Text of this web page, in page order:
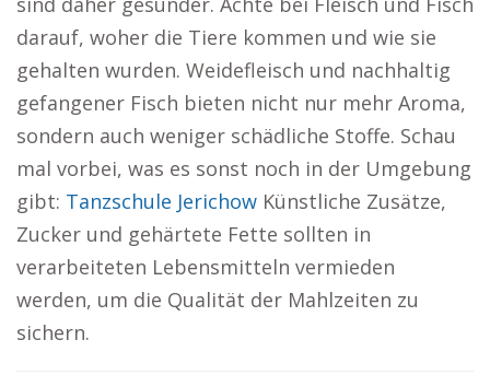
darauf, woher die Tiere kommen und wie sie
gehalten wurden. Weidefleisch und nachhaltig
gefangener Fisch bieten nicht nur mehr Aroma,
sondern auch weniger schädliche Stoffe. Schau
mal vorbei, was es sonst noch in der Umgebung
gibt: Tanzschule Jerichow Künstliche Zusätze,
Zucker und gehärtete Fette sollten in
verarbeiteten Lebensmitteln vermieden
werden, um die Qualität der Mahlzeiten zu
sichern.